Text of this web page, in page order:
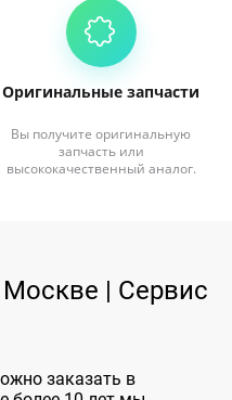
Оригинальные запчасти
Вы получите оригинальную
запчасть или
высококачественный аналог.
| Сервис
заказать в